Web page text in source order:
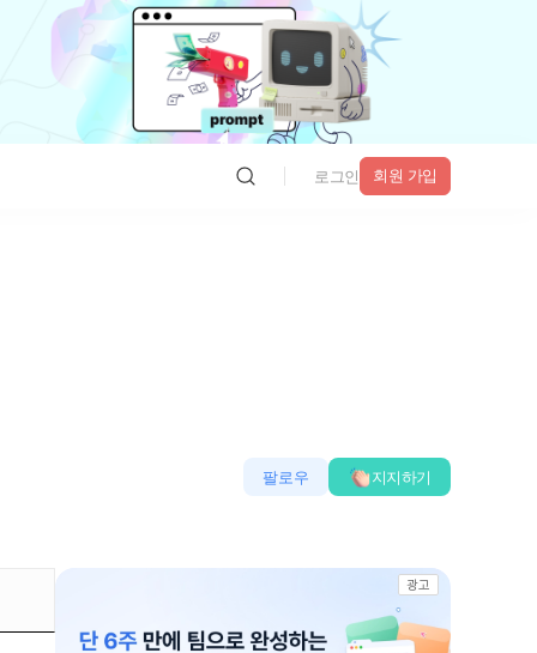
로그인 회원 가입
팔로우 지지하기
광고